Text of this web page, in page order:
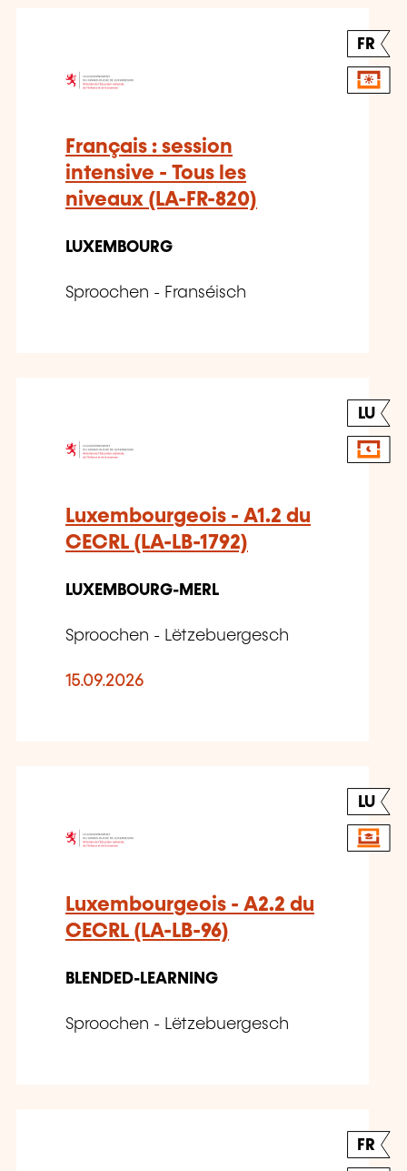
FR
Français : session
intensive - Tous les
niveaux (LA-FR-820)
LUXEMBOURG
Sproochen - Franséisch
LU
Luxembourgeois - A1.2 du
CECRL (LA-LB-1792)
LUXEMBOURG-MERL
Sproochen - Lëtzebuergesch
15.09.2026
LU
Luxembourgeois - A2.2 du
CECRL (LA-LB-96)
BLENDED-LEARNING
Sproochen - Lëtzebuergesch
FR